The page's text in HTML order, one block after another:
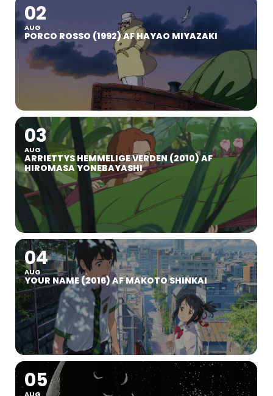
02
AUG
PORCO ROSSO (1992) AF HAYAO MIYAZAKI
03
AUG
ARRIETTYS HEMMELIGE VERDEN (2010) AF
HIROMASA YONEBAYASHI
04
AUG
YOUR NAME (2016) AF MAKOTO SHINKAI
05